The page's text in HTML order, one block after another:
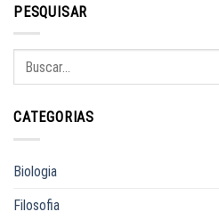
PESQUISAR
CATEGORIAS
Biologia
Filosofia